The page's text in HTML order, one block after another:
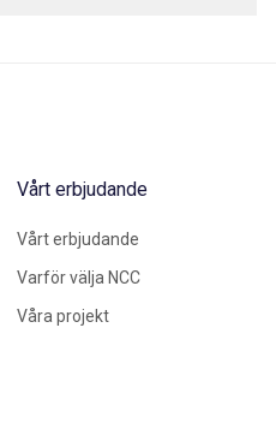
Vårt erbjudande
Vårt erbjudande
Varför välja NCC
Våra projekt